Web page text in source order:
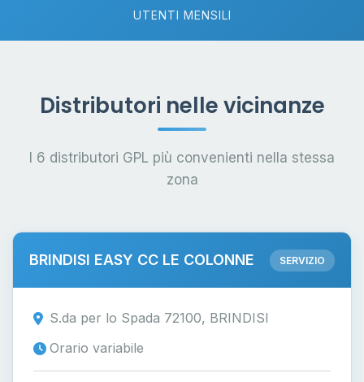
UTENTI MENSILI
Distributori nelle vicinanze
I 6 distributori GPL più convenienti nella stessa
zona
BRINDISI EASY CC LE COLONNE SERVIZIO
S.da per lo Spada 72100, BRINDISI
Orario variabile